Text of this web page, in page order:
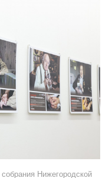
Нижегородской